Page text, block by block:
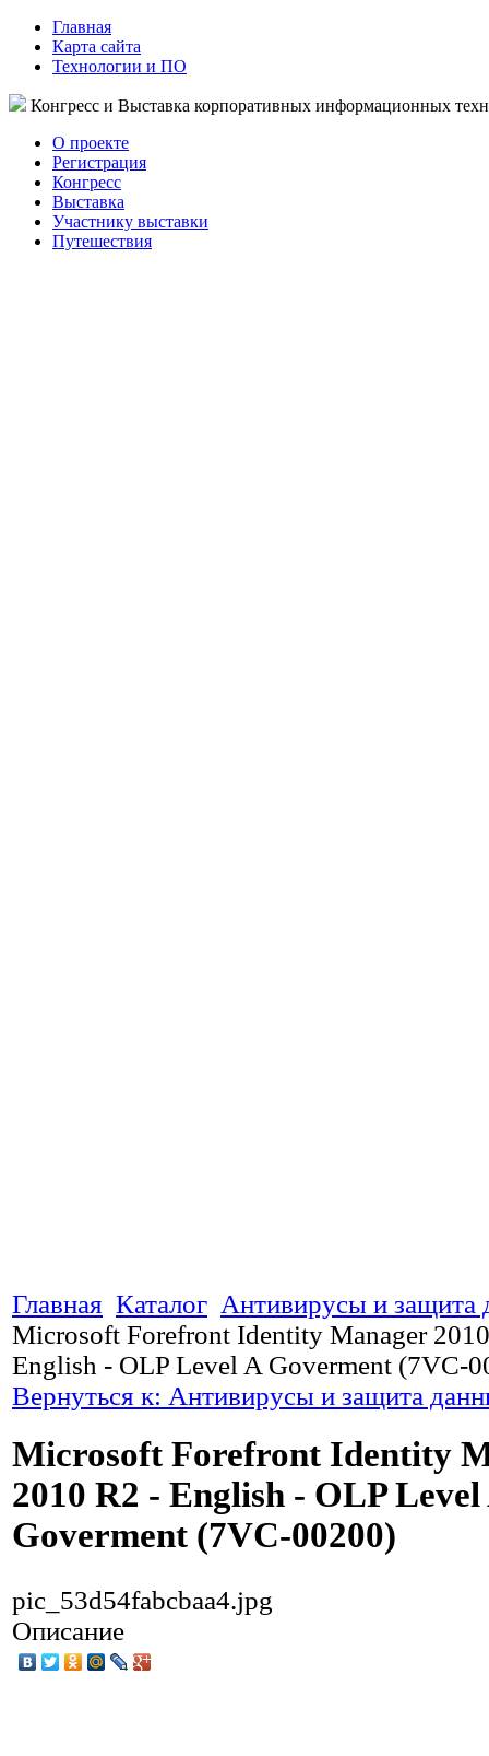
Главная
Карта сайта
Технологии и ПО
Конгресс и Выставка корпоративных информационных
О проекте
Регистрация
Конгресс
Выставка
Участнику выставки
Путешествия
Главная Каталог Антивирусы и защита
Microsoft Forefront Identity Manager
English - OLP Level A Goverment (7VC-
Вернуться к: Антивирусы и защита
Microsoft Forefront Identity
2010 R2 - English - OLP Level
Goverment (7VC-00200)
pic_53d54fabcbaa4.jpg
Описание